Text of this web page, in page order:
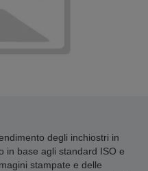
degli inchiostri in
in base agli standard ISO e
stampate e delle